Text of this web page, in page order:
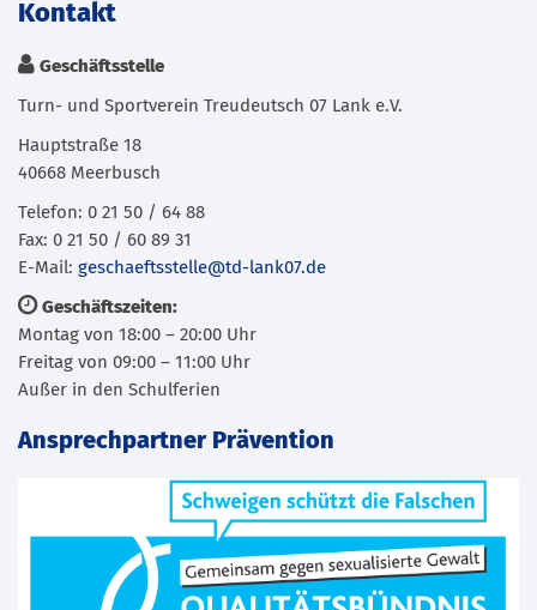
Kontakt
Geschäftsstelle
Turn- und Sportverein Treudeutsch 07 Lank e.V.
Hauptstraße 18
40668 Meerbusch
Telefon: 0 21 50 / 64 88
Fax: 0 21 50 / 60 89 31
E-Mail: geschaeftsstelle@td-lank07.de
Geschäftszeiten:
Montag von 18:00 – 20:00 Uhr
Freitag von 09:00 – 11:00 Uhr
Außer in den Schulferien
Ansprechpartner Prävention